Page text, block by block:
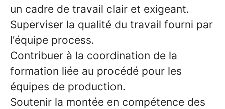
un cadre de travail clair et exigeant.
Superviser la qualité du travail fourni par
l’équipe process.
Contribuer à la coordination de la
formation liée au procédé pour les
équipes de production.
Soutenir la montée en compétence des